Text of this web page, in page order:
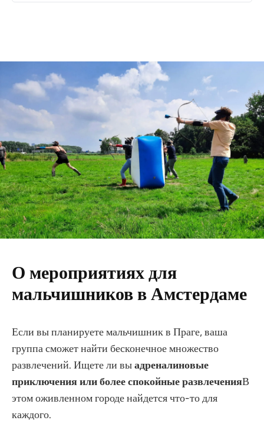
О мероприятиях для
мальчишников в Амстердаме
Если вы планируете мальчишник в Праге, ваша
группа сможет найти бесконечное множество
развлечений. Ищете ли выадреналиновые
приключения или более спокойные развлеченияВ
этом оживленном городе найдется что-то для
каждого.